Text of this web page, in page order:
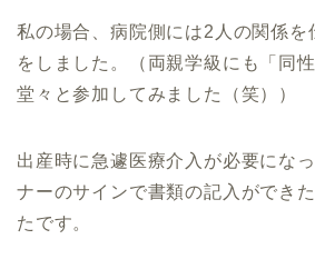
私の場合、病院側には2人の関係を
をしました。（両親学級にも「同
堂々と参加してみました（笑））
出産時に急遽医療介入が必要にな
ナーのサインで書類の記入ができ
たです。